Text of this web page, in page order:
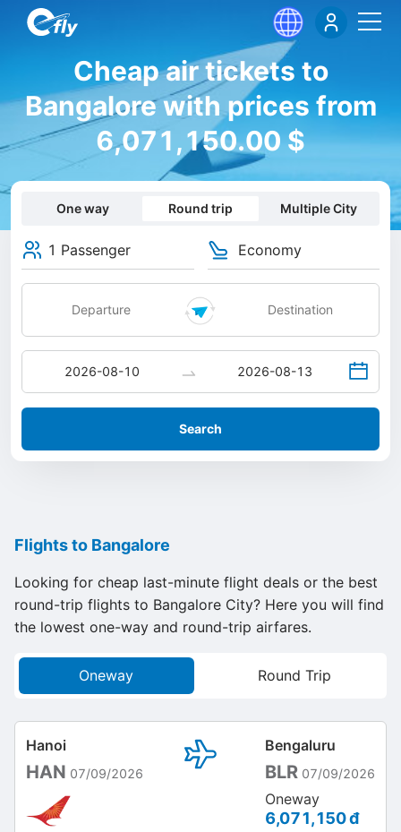
Cheap air tickets to
Bangalore with prices from
6,071,150.00 $
One way Round trip Multiple City
1 Passenger Economy
Search
Flights to Bangalore
Looking for cheap last-minute flight deals or the best
round-trip flights to Bangalore City? Here you will find
the lowest one-way and round-trip airfares.
Oneway Round Trip
Hanoi
HAN 07/09/2026
Bengaluru
BLR 07/09/2026
Oneway
6,071,150 đ